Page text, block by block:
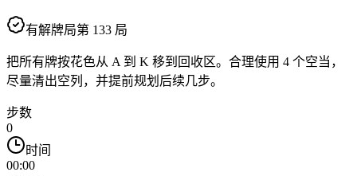
有解牌局第 133 局
把所有牌按花色从 A 到 K 移到回收区。合理使用 4 个空当，
尽量清出空列，并提前规划后续几步。
步数
0
时间
00:00